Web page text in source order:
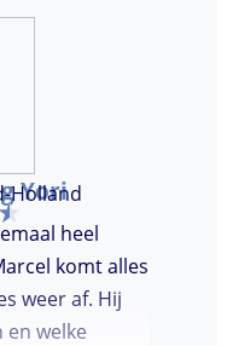
Yori
Holland
heel
komt alles
weer af. Hij
welke